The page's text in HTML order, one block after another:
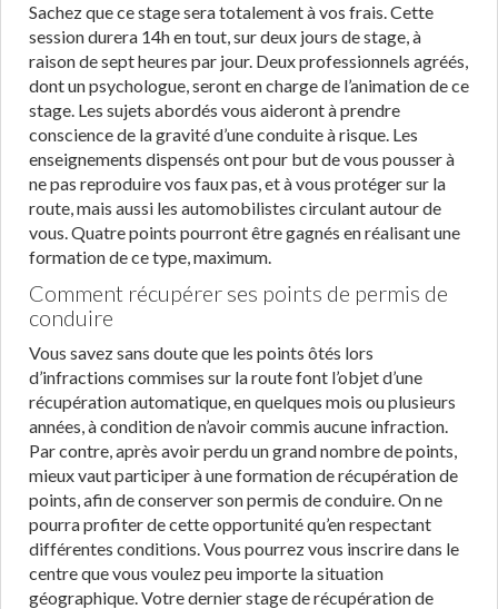
Sachez que ce stage sera totalement à vos frais. Cette
session durera 14h en tout, sur deux jours de stage, à
raison de sept heures par jour. Deux professionnels agréés,
dont un psychologue, seront en charge de l’animation de ce
stage. Les sujets abordés vous aideront à prendre
conscience de la gravité d’une conduite à risque. Les
enseignements dispensés ont pour but de vous pousser à
ne pas reproduire vos faux pas, et à vous protéger sur la
route, mais aussi les automobilistes circulant autour de
vous. Quatre points pourront être gagnés en réalisant une
formation de ce type, maximum.
Comment récupérer ses points de permis de
conduire
Vous savez sans doute que les points ôtés lors
d’infractions commises sur la route font l’objet d’une
récupération automatique, en quelques mois ou plusieurs
années, à condition de n’avoir commis aucune infraction.
Par contre, après avoir perdu un grand nombre de points,
mieux vaut participer à une formation de récupération de
points, afin de conserver son permis de conduire. On ne
pourra profiter de cette opportunité qu’en respectant
différentes conditions. Vous pourrez vous inscrire dans le
centre que vous voulez peu importe la situation
géographique. Votre dernier stage de récupération de